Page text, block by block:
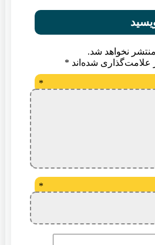
نخواهد شد.
علامت‌گذاری شده‌اند *
*
*